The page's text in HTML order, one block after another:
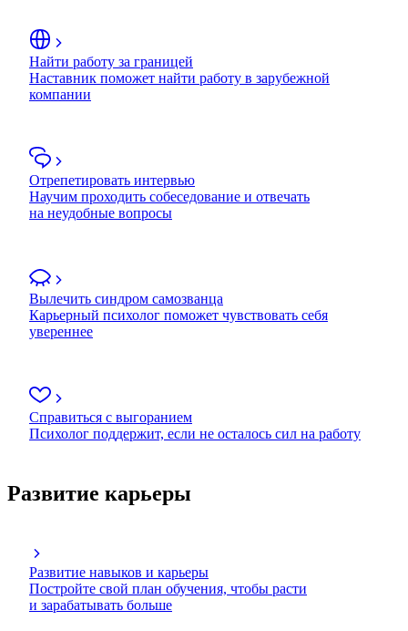
Найти работу за границей
Наставник поможет найти работу в зарубежной
компании
Отрепетировать интервью
Научим проходить собеседование и отвечать
на неудобные вопросы
Вылечить синдром самозванца
Карьерный психолог поможет чувствовать себя
увереннее
Справиться с выгоранием
Психолог поддержит, если не осталось сил на работу
Развитие карьеры
Развитие навыков и карьеры
Постройте свой план обучения, чтобы расти
и зарабатывать больше